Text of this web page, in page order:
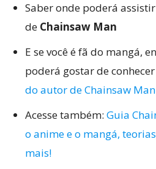
Saber onde poderá
de Chainsaw Man
E se você é fã do mangá,
poderá gostar de conhecer
do autor de Chainsaw Man
Acesse também: Guia
o anime e o mangá,
mais!